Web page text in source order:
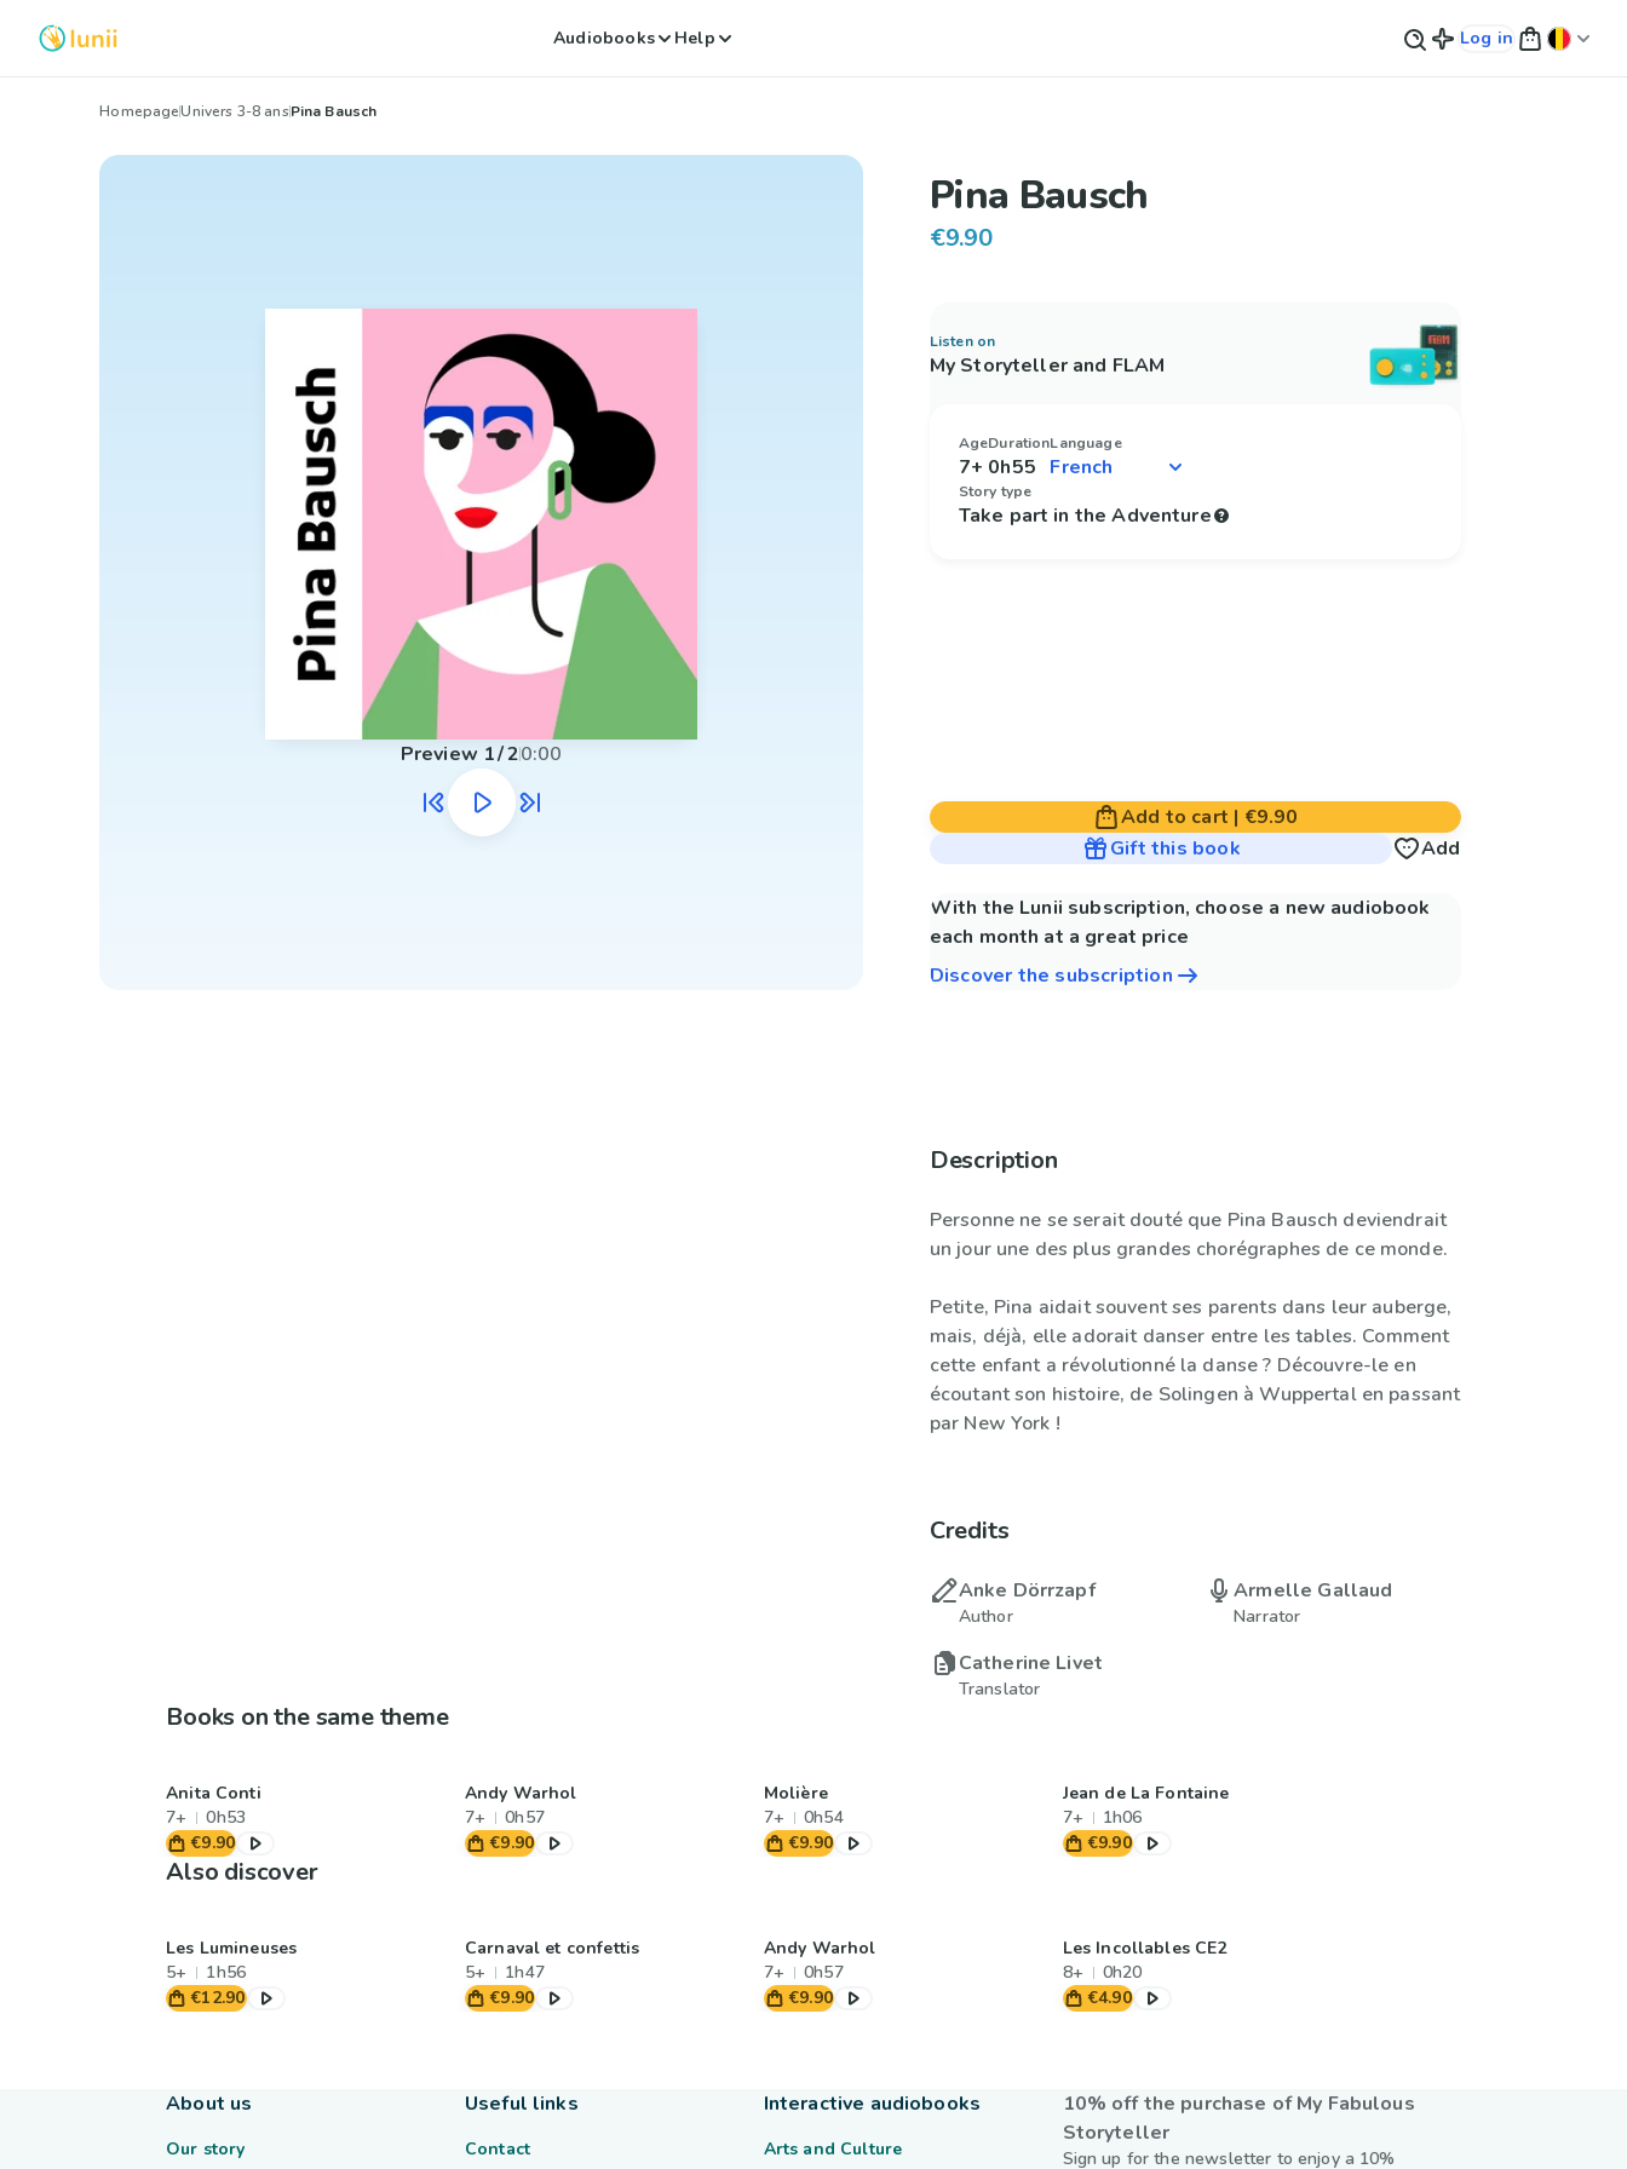
Audiobooks Help Log in
HomepageUnivers 3-8 ansPina Bausch
Preview 1/20:00
Pina Bausch
€9.90
Listen on
My Storyteller and FLAM
Age
7+
Duration
0h55
Language
Story type
Take part in the Adventure
Add to cart | €9.90
Gift this book
Add
With the Lunii subscription, choose a new audiobook
each month at a great price
Discover the subscription
Description
Personne ne se serait douté que Pina Bausch deviendrait
un jour une des plus grandes chorégraphes de ce monde.
Petite, Pina aidait souvent ses parents dans leur auberge,
mais, déjà, elle adorait danser entre les tables. Comment
cette enfant a révolutionné la danse ? Découvre-le en
écoutant son histoire, de Solingen à Wuppertal en passant
par New York !
Credits
Anke Dörrzapf
Author
Armelle Gallaud
Narrator
Catherine Livet
Translator
Books on the same theme
Anita Conti
7+
0h53
€9.90
Andy Warhol
7+
0h57
€9.90
Molière
7+
0h54
€9.90
Jean de La Fontaine
7+
1h06
€9.90
Also discover
Les Lumineuses
5+
1h56
€12.90
Carnaval et confettis
5+
1h47
€9.90
Andy Warhol
7+
0h57
€9.90
Les Incollables CE2
8+
0h20
€4.90
10% off the purchase of My Fabulous
Storyteller
Sign up for the newsletter to enjoy a 10%
About us
Our story
Useful links
Contact
Interactive audiobooks
Arts and Culture